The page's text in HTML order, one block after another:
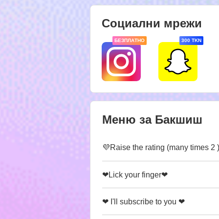
Социални мрежи
БЕЗПЛАТНО 300 TKN
Меню за Бакшиш
💜Raise the rating (many times 2
❤Lick your finger❤
❤ I'll subscribe to you ❤